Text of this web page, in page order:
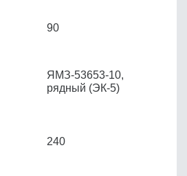
90
ЯМЗ-53653-10,
рядный (ЭК-5)
240